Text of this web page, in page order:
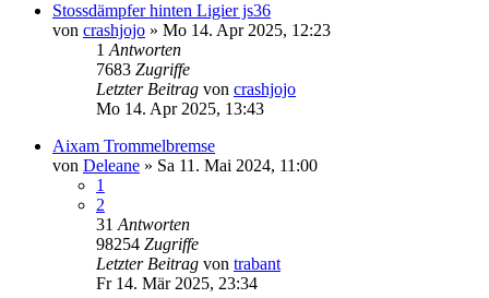
Stossdämpfer hinten Ligier js36
von crashjojo » Mo 14. Apr 2025, 12:23
1Antworten
7683 Zugriffe
Letzter Beitrag von crashjojo
Mo 14. Apr 2025, 13:43
Aixam Trommelbremse
von Deleane » Sa 11. Mai 2024, 11:00
1
2
31Antworten
98254 Zugriffe
Letzter Beitrag von trabant
Fr 14. Mär 2025, 23:34